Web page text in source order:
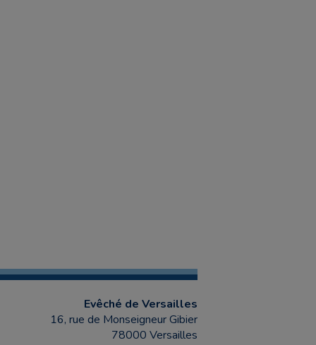
Evêché de Versailles
16, rue de Monseigneur Gibier
78000 Versailles